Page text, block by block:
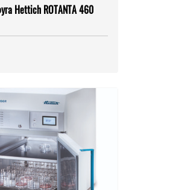
Hettich ROTANTA 460